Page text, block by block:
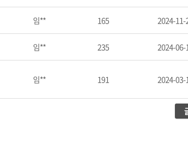
임** 165 2024-11-
임** 235 2024-06-
임** 191 2024-03-